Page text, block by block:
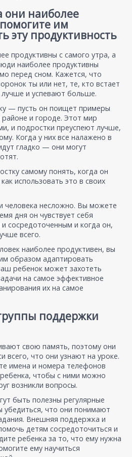
они наиболее
им
эту продуктивность
продуктивны с самого утра, а
наиболее продуктивны
перед сном. Кажется, что
ты или нет, те, кто встает
и успевают больше.
— пусть он поищет примеры
и городе. Этот мир
и подростки преуспеют лучше,
Когда у них все налажено в
гладко — они могут
самому понять, когда он
использовать это в своих
человека несложно. Вы можете
дня он чувствует себя
сосредоточенным и когда он,
всего.
наиболее продуктивен, вы
образом адаптировать
ребенок может захотеть
на самое эффективное
их на самое
поддержки
свою память, поэтому они
всего, что они узнают на уроке.
имена и номера телефонов
чтобы с ними можно
возникли вопросы.
быть полезны регулярные
убедиться, что они понимают
Внешняя поддержка и
детям сосредоточиться и
ребенка за то, что ему нужна
ему научиться